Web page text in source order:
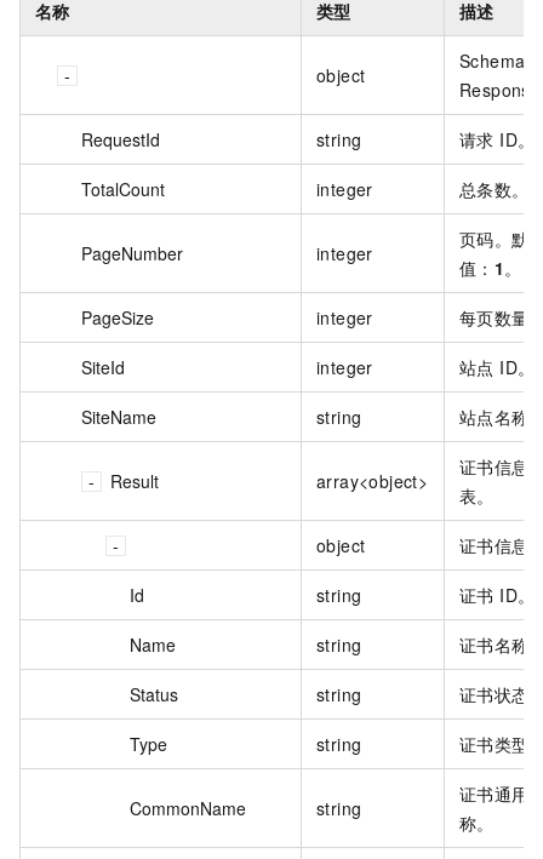
名称 类型 描述
object
Schema
Response
RequestId string 请求 ID。
TotalCount integer 总条数。
PageNumber integer
页码。默
值： 1 。
PageSize integer 每页数量
SiteId integer 站点 ID。
SiteName string 站点名称
Result array<object>
证书信息
表。
object 证书信息
Id string 证书 ID。
Name string 证书名称
Status string 证书状态
Type string 证书类型
CommonName string
证书通用
称。